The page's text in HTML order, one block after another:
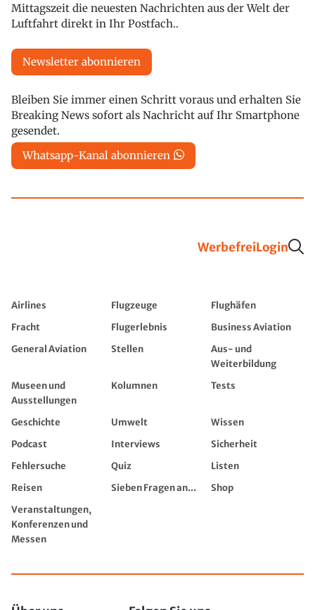
Mittagszeit die neuesten Nachrichten aus der Welt der
Luftfahrt direkt in Ihr Postfach..
Newsletter abonnieren
Bleiben Sie immer einen Schritt voraus und erhalten Sie
Breaking News sofort als Nachricht auf Ihr Smartphone
gesendet.
Whatsapp-Kanal abonnieren
WerbefreiLogin
Airlines Flugzeuge
Flughäfen
Fracht
Flugerlebnis
Business Aviation
General Aviation
Stellen
Aus- und
Weiterbildung
Museen und
Ausstellungen
Kolumnen Tests
Geschichte Umwelt
Wissen
Podcast
Interviews
Sicherheit
Fehlersuche
Quiz
Listen
Reisen
Sieben Fragen an...
Shop
Veranstaltungen,
Konferenzen und
Messen